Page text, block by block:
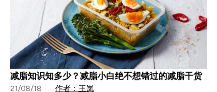
减脂知识知多少？减脂小白绝不想错过的减脂干货
21/08/18 作者：王岚